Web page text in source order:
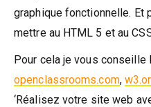
graphique fonctionnelle. Et
mettre au HTML 5 et au
Pour cela je vous
openclassrooms.com,
‘Réalisez votre site web